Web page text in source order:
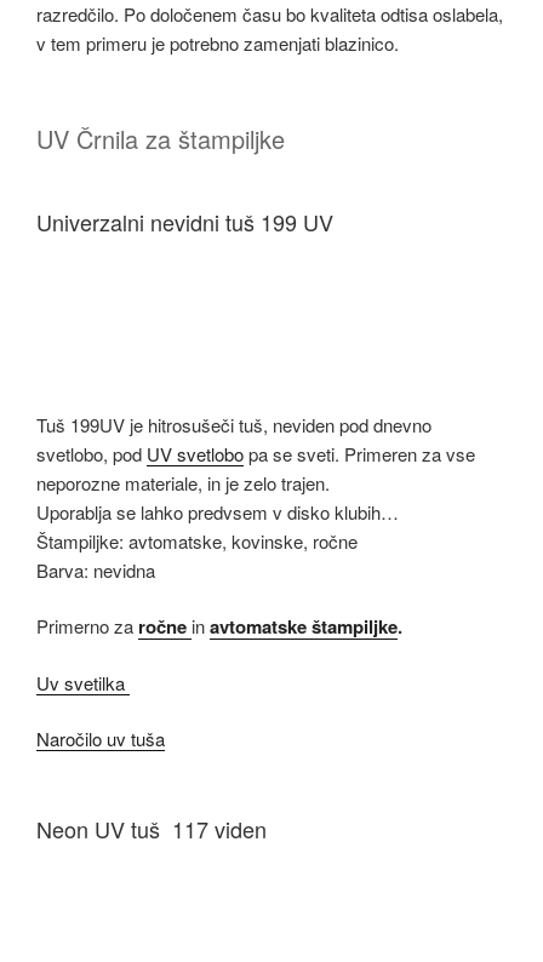
razredčilo. Po določenem času bo kvaliteta odtisa oslabela,
v tem primeru je potrebno zamenjati blazinico.
UV Črnila za štampiljke
Univerzalni nevidni tuš 199 UV
Tuš 199UV je hitrosušeči tuš, neviden pod dnevno
svetlobo, pod UV svetlobopa se sveti. Primeren za vse
neporozne materiale, in je zelo trajen.
Uporablja se lahko predvsem v disko klubih…
Štampiljke: avtomatske, kovinske, ročne
Barva: nevidna
Primerno za ročne inavtomatske štampiljke.
Uv svetilka
Naročilo uv tuša
Neon UV tuš 117 viden